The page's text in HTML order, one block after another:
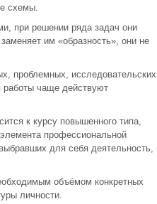
схемы.
при решении ряда задач они
им «образность», они не
проблемных, исследовательских
чаще действуют
к курсу повышенного типа,
профессиональной
для себя деятельность,
объёмом конкретных
личности.